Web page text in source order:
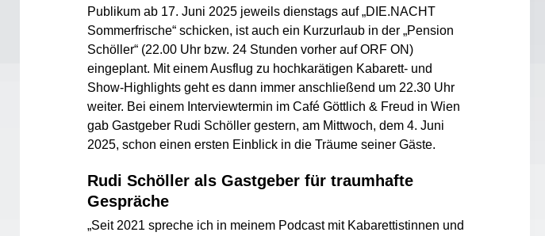
Publikum ab 17. Juni 2025 jeweils dienstags auf „DIE.NACHT
Sommerfrische“ schicken, ist auch ein Kurzurlaub in der „Pension
Schöller“ (22.00 Uhr bzw. 24 Stunden vorher auf ORF ON)
eingeplant. Mit einem Ausflug zu hochkarätigen Kabarett- und
Show-Highlights geht es dann immer anschließend um 22.30 Uhr
weiter. Bei einem Interviewtermin im Café Göttlich & Freud in Wien
gab Gastgeber Rudi Schöller gestern, am Mittwoch, dem 4. Juni
2025, schon einen ersten Einblick in die Träume seiner Gäste.
Rudi Schöller als Gastgeber für traumhafte
Gespräche
„Seit 2021 spreche ich in meinem Podcast mit Kabarettistinnen und